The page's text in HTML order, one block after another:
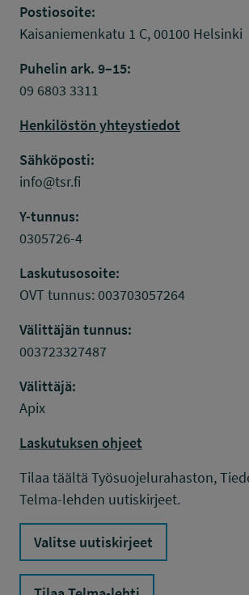
Postiosoite:
Kaisaniemenkatu 1 C, 00100 Helsinki
Puhelin ark. 9–15:
09 6803 3311
Henkilöstön yhteystiedot
Sähköposti:
info@tsr.fi
Y-tunnus:
0305726-4
Laskutusosoite:
OVT tunnus: 003703057264
Välittäjän tunnus:
003723327487
Välittäjä:
Apix
Laskutuksen ohjeet
Tilaa täältä Työsuojelurahaston,
Telma-lehden uutiskirjeet.
Valitse uutiskirjeet